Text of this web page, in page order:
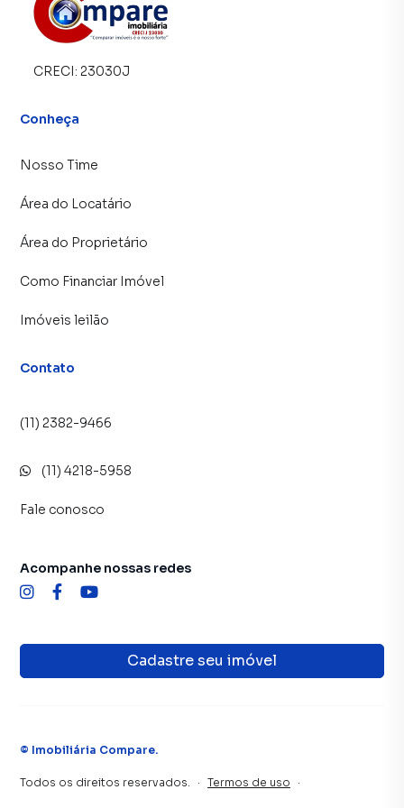
CRECI: 23030J
Conheça
Nosso Time
Área do Locatário
Área do Proprietário
Como Financiar Imóvel
Imóveis leilão
Contato
(11) 2382-9466
(11) 4218-5958
Fale conosco
Cadastre seu imóvel
Acompanhe nossas redes
© Imobiliária Compare.
Todos os direitos reservados. · Termos de uso ·